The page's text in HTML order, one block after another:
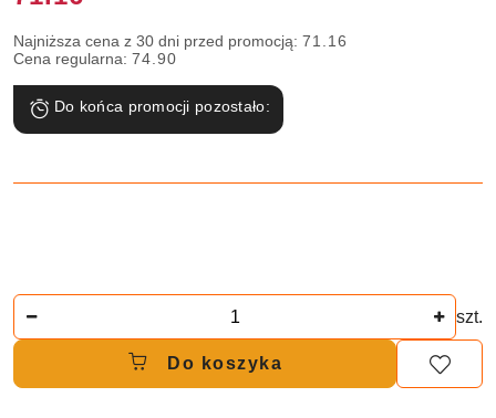
Najniższa cena z 30 dni przed promocją: 71.16
Cena regularna: 74.90
Do końca promocji pozostało:
szt.
Do koszyka